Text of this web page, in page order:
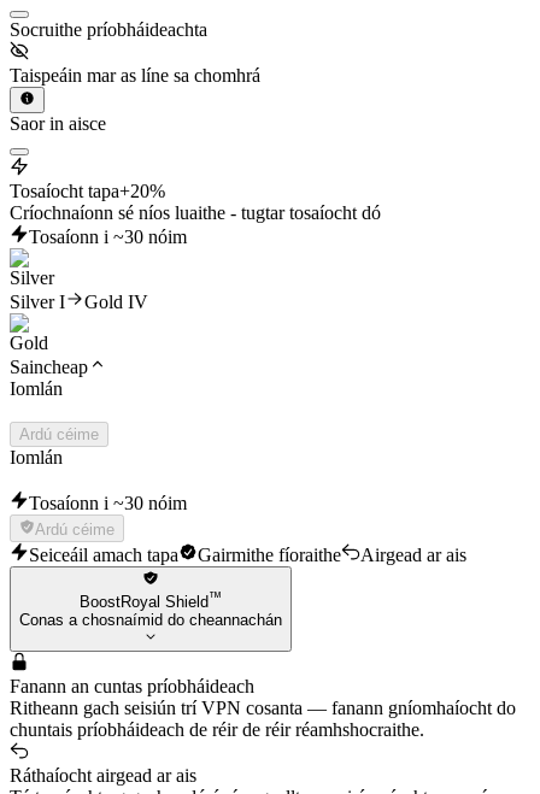
Socruithe príobháideachta
Taispeáin mar as líne sa chomhrá
Saor in aisce
Tosaíocht tapa+20%
Críochnaíonn sé níos luaithe - tugtar tosaíocht dó
Tosaíonn i ~30 nóim
Silver I Gold IV
Saincheap
Iomlán
Ardú céime
Iomlán
Tosaíonn i ~30 nóim
Ardú céime
Seiceáil amach tapa Gairmithe fíoraithe Airgead ar ais
BoostRoyal Shield™
Conas a chosnaímid do cheannachán
Fanann an cuntas príobháideach
Ritheann gach seisiún trí VPN cosanta — fanann gníomhaíocht do
chuntais príobháideach de réir de réir réamhshocraithe.
Ráthaíocht airgead ar ais